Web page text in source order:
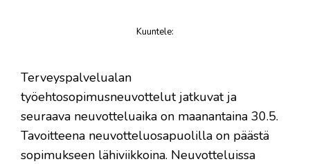
Kuuntele:
​Terveyspalvelualan
työehtosopimusneuvottelut jatkuvat ja
seuraava neuvotteluaika on maanantaina 30.5.
Tavoitteena neuvotteluosapuolilla on päästä
sopimukseen lähiviikkoina. Neuvotteluissa